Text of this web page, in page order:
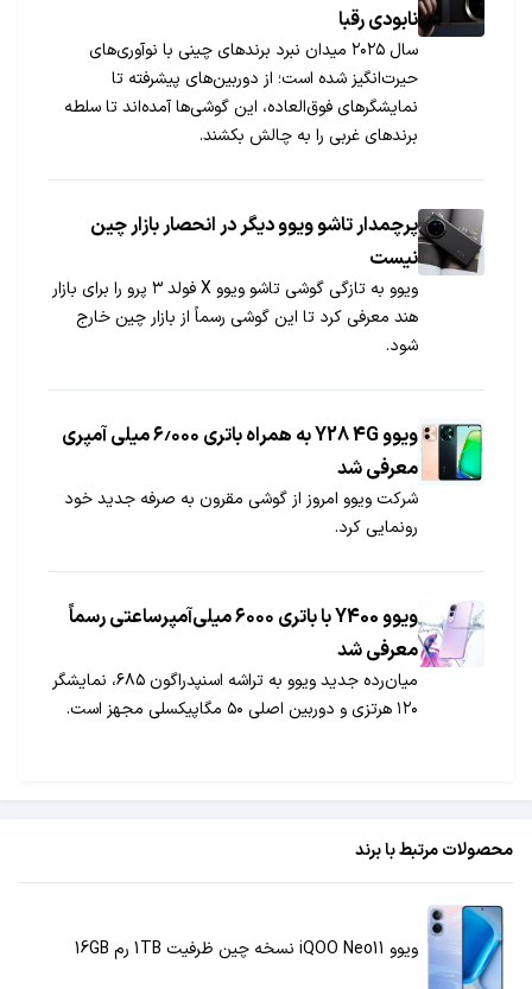
نابودی رقبا
سال ۲۰۲۵ میدان نبرد برندهای چینی با نوآوری‌های
حیرت‌انگیز شده است؛ از دوربین‌های پیشرفته تا
نمایشگرهای فوق‌العاده، این گوشی‌ها آمده‌اند تا سلطه
برندهای غربی را به چالش بکشند.
پرچمدار تاشو ویوو دیگر در انحصار بازار چین
نیست
ویوو به تازگی گوشی تاشو ویوو X فولد ۳ پرو را برای بازار
هند معرفی کرد تا این گوشی رسما‌ً از بازار چین خارج
شود.
ویوو Y28 4G به همراه باتری ۶٫۰۰۰ میلی آمپری
معرفی شد
شرکت ویوو امروز از گوشی مقرون به صرفه جدید خود
رونمایی کرد.
ویوو Y400 با باتری ۶۰۰۰ میلی‌آمپرساعتی رسماً
معرفی شد
میان‌رده جدید ویوو به تراشه اسنپدراگون ۶۸۵، نمایشگر
۱۲۰ هرتزی و دوربین اصلی ۵۰ مگاپیکسلی مجهز است.
محصولات مرتبط با برند
ویوو iQOO Neo11 نسخه چین ظرفیت 1TB رم 16GB